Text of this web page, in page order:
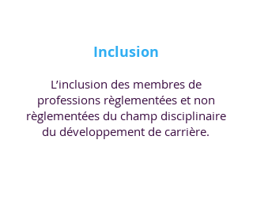
Inclusion
L’inclusion des membres de
professions règlementées et non
règlementées du champ disciplinaire
du développement de carrière.